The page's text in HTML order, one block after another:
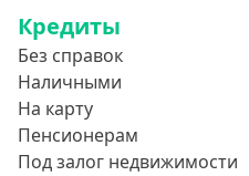
Кредиты
Без справок
Наличными
На карту
Пенсионерам
Под залог недвижимости